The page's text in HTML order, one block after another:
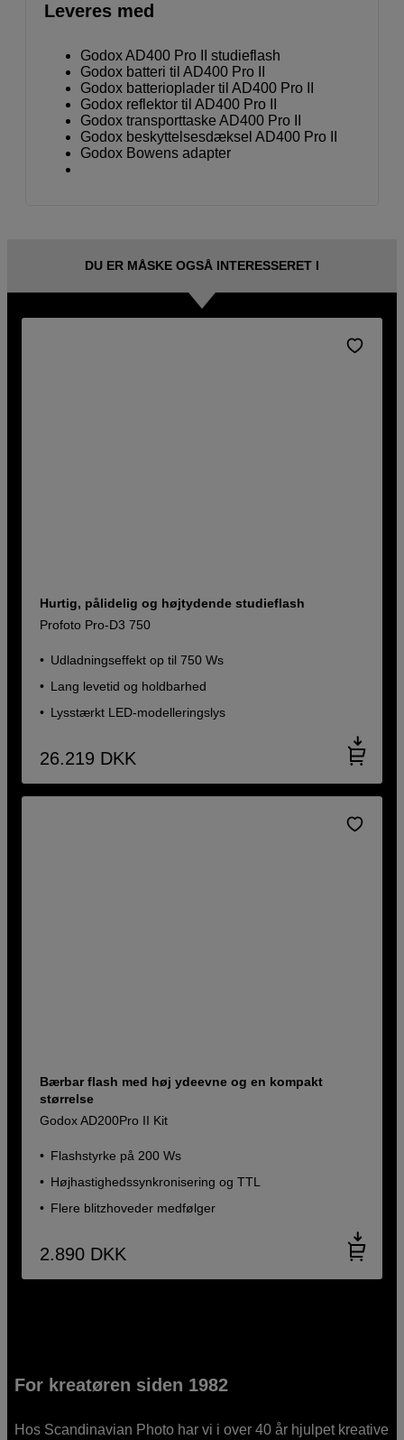
Leveres med
Godox AD400 Pro II studieflash
Godox batteri til AD400 Pro II
Godox batterioplader til AD400 Pro II
Godox reflektor til AD400 Pro II
Godox transporttaske AD400 Pro II
Godox beskyttelsesdæksel AD400 Pro II
Godox Bowens adapter
DU ER MÅSKE OGSÅ INTERESSERET I
Hurtig, pålidelig og højtydende studieflash
Profoto Pro-D3 750
Udladningseffekt op til 750 Ws
Lang levetid og holdbarhed
Lysstærkt LED-modelleringslys
26.219 DKK
Bærbar flash med høj ydeevne og en kompakt
størrelse
Godox AD200Pro II Kit
Flashstyrke på 200 Ws
Højhastighedssynkronisering og TTL
Flere blitzhoveder medfølger
2.890 DKK
For kreatøren siden 1982
Hos Scandinavian Photo har vi i over 40 år hjulpet kreative